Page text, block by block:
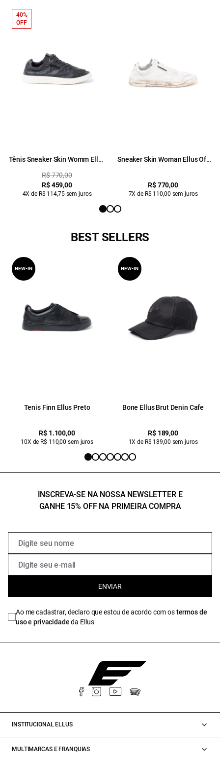
Tênis Sneaker Skin Womm Ellus
R$ 770,00
R$ 459,00
4X de R$ 114,75 sem juros
40%
OFF
Sneaker Skin Woman Ellus Off
R$ 770,00
7X de R$ 110,00 sem juros
BEST SELLERS
Tenis Finn Ellus Preto
R$ 1.100,00
10X de R$ 110,00 sem juros
NEW-IN
Bone Ellus Brut Denin Cafe
R$ 189,00
1X de R$ 189,00 sem juros
NEW-IN
INSCREVA-SE NA NOSSA NEWSLETTER E
GANHE 15% OFF NA PRIMEIRA COMPRA
ENVIAR
Ao me cadastrar, declaro que estou de acordo com ostermos de
uso e privacidadeda Ellus
INSTITUCIONAL ELLUS
MULTIMARCAS E FRANQUIAS